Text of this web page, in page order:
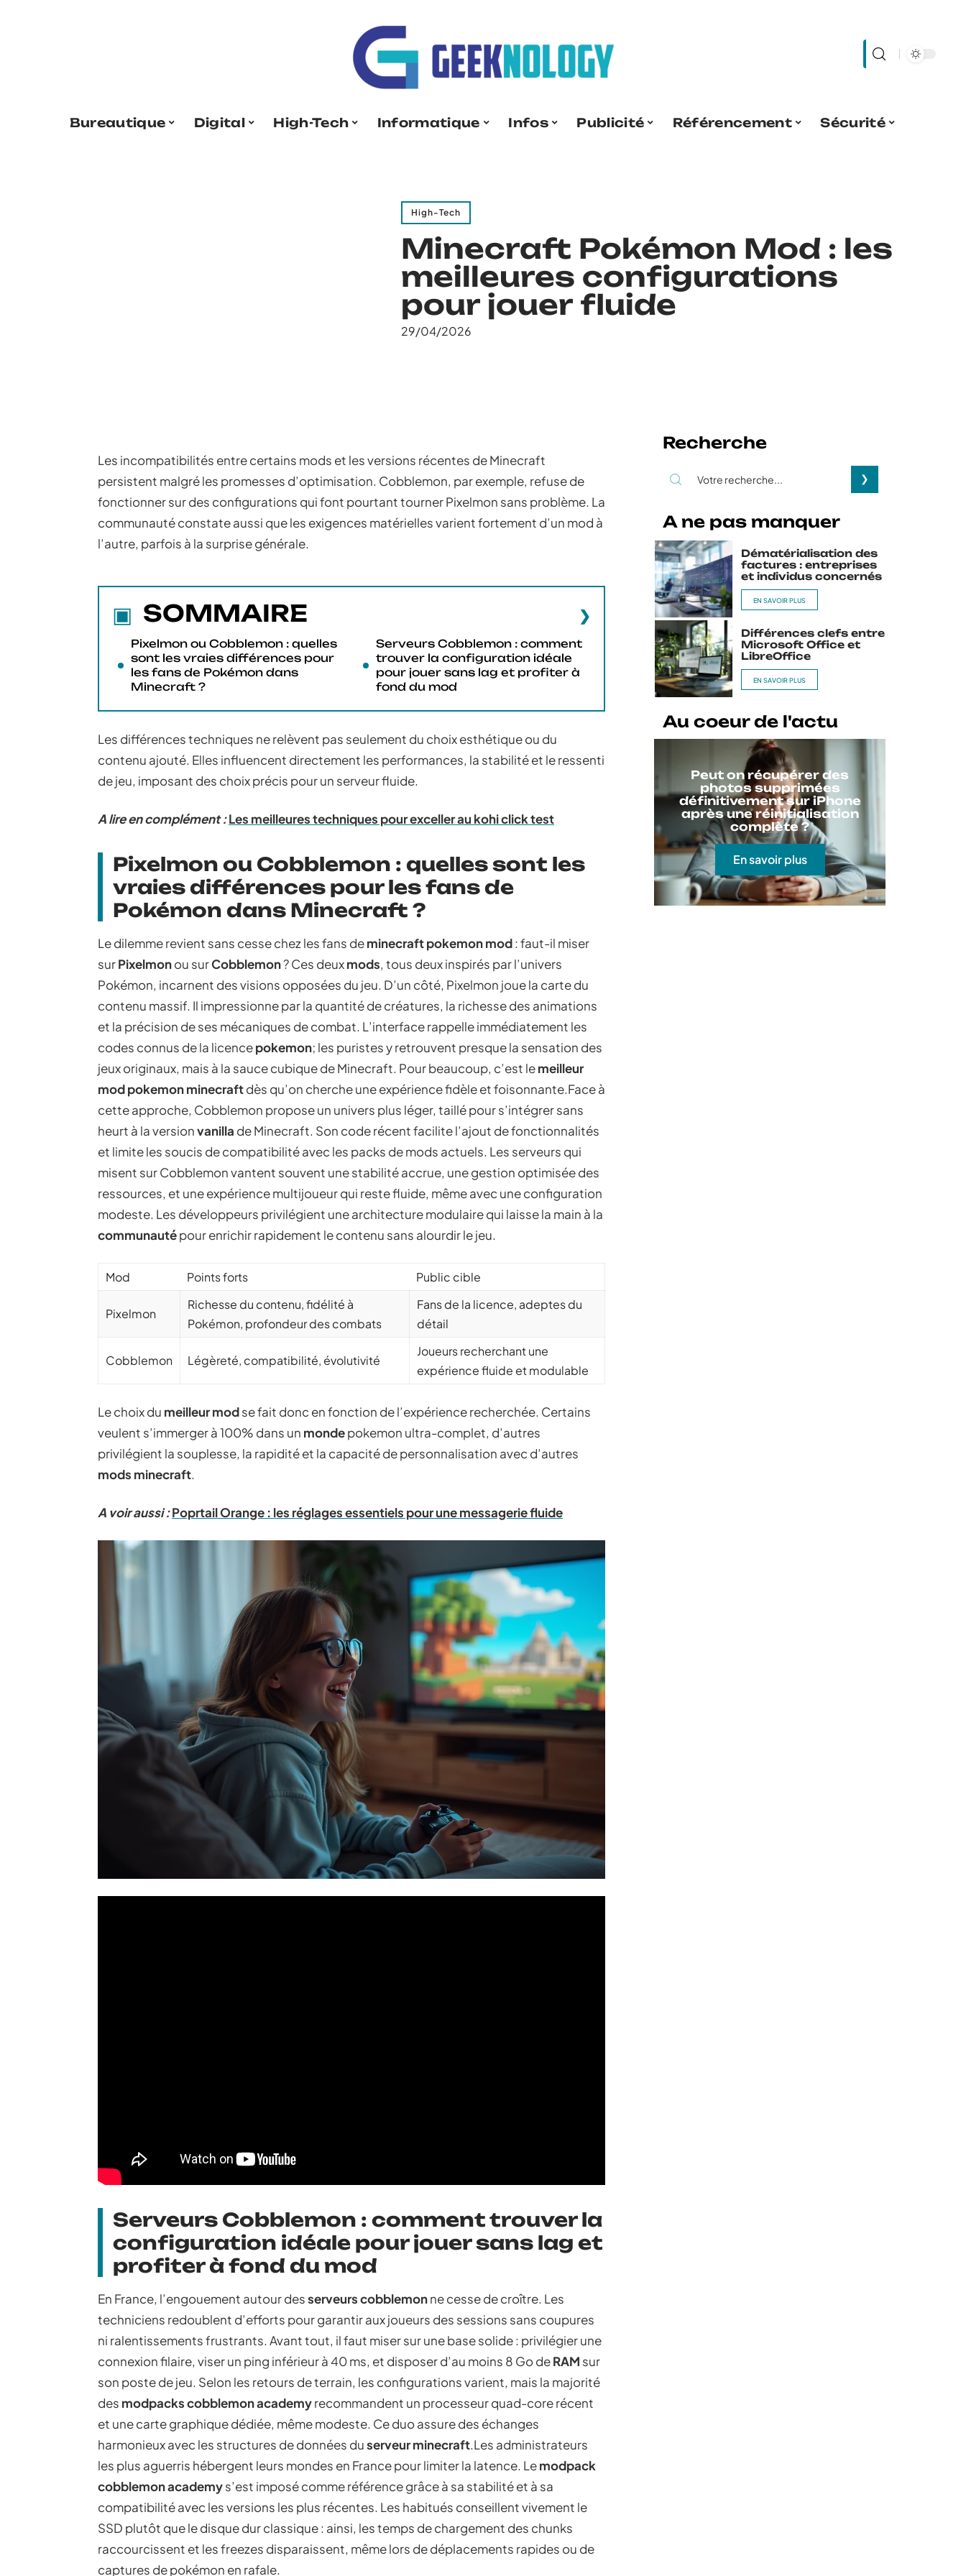
Bureautique Digital High-Tech Informatique Infos Publicité Référencement Sécurité
High-Tech
Minecraft Pokémon Mod : les
meilleures configurations
pour jouer fluide
29/04/2026
Les incompatibilités entre certains mods et les versions récentes de Minecraft
persistent malgré les promesses d’optimisation. Cobblemon, par exemple, refuse de
fonctionner sur des configurations qui font pourtant tourner Pixelmon sans problème. La
communauté constate aussi que les exigences matérielles varient fortement d’un mod à
l’autre, parfois à la surprise générale.
SOMMAIRE
Pixelmon ou Cobblemon : quelles
sont les vraies différences pour
les fans de Pokémon dans
Minecraft ?
Serveurs Cobblemon : comment
trouver la configuration idéale
pour jouer sans lag et profiter à
fond du mod
Les différences techniques ne relèvent pas seulement du choix esthétique ou du
contenu ajouté. Elles influencent directement les performances, la stabilité et le ressenti
de jeu, imposant des choix précis pour un serveur fluide.
A lire en complément :Les meilleures techniques pour exceller au kohi click test
Pixelmon ou Cobblemon : quelles sont les
vraies différences pour les fans de
Pokémon dans Minecraft ?
Le dilemme revient sans cesse chez les fans deminecraft pokemon mod: faut-il miser
surPixelmonou surCobblemon? Ces deuxmods, tous deux inspirés par l’univers
Pokémon, incarnent des visions opposées du jeu. D’un côté, Pixelmon joue la carte du
contenu massif. Il impressionne par la quantité de créatures, la richesse des animations
et la précision de ses mécaniques de combat. L’interface rappelle immédiatement les
codes connus de la licencepokemon; les puristes y retrouvent presque la sensation des
jeux originaux, mais à la sauce cubique de Minecraft. Pour beaucoup, c’est lemeilleur
mod pokemon minecraftdès qu’on cherche une expérience fidèle et foisonnante.Face à
cette approche, Cobblemon propose un univers plus léger, taillé pour s’intégrer sans
heurt à la versionvanilla de Minecraft. Son code récent facilite l’ajout de fonctionnalités
et limite les soucis de compatibilité avec les packs de mods actuels. Les serveurs qui
misent sur Cobblemon vantent souvent une stabilité accrue, une gestion optimisée des
ressources, et une expérience multijoueur qui reste fluide, même avec une configuration
modeste. Les développeurs privilégient une architecture modulaire qui laisse la main à la
communautépour enrichir rapidement le contenu sans alourdir le jeu.
Mod Points forts Public cible
Pixelmon
Richesse du contenu, fidélité à
Pokémon, profondeur des combats
Fans de la licence, adeptes du
détail
Cobblemon Légèreté, compatibilité, évolutivité
Joueurs recherchant une
expérience fluide et modulable
Le choix du meilleur modse fait donc en fonction de l’expérience recherchée. Certains
veulent s’immerger à 100% dans un mondepokemon ultra-complet, d’autres
privilégient la souplesse, la rapidité et la capacité de personnalisation avec d’autres
mods minecraft.
A voir aussi :Poprtail Orange : les réglages essentiels pour une messagerie fluide
Serveurs Cobblemon : comment trouver la
configuration idéale pour jouer sans lag et
profiter à fond du mod
En France, l’engouement autour desserveurs cobblemonne cesse de croître. Les
techniciens redoublent d’efforts pour garantir aux joueurs des sessions sans coupures
ni ralentissements frustrants. Avant tout, il faut miser sur une base solide : privilégier une
connexion filaire, viser un ping inférieur à 40 ms, et disposer d’au moins 8 Go deRAM sur
son poste de jeu. Selon les retours de terrain, les configurations varient, mais la majorité
des modpacks cobblemon academyrecommandent un processeur quad-core récent
et une carte graphique dédiée, même modeste. Ce duo assure des échanges
harmonieux avec les structures de données duserveur minecraft.Les administrateurs
les plus aguerris hébergent leurs mondes en France pour limiter la latence. Lemodpack
cobblemon academys’est imposé comme référence grâce à sa stabilité et à sa
compatibilité avec les versions les plus récentes. Les habitués conseillent vivement le
SSD plutôt que le disque dur classique : ainsi, les temps de chargement des chunks
raccourcissent et les freezes disparaissent, même lors de déplacements rapides ou de
captures de pokémon en rafale.
Recherche
A ne pas manquer
Dématérialisation des
factures : entreprises
et individus concernés
EN SAVOIR PLUS
Différences clefs entre
Microsoft Office et
LibreOffice
EN SAVOIR PLUS
Au coeur de l'actu
Peut on récupérer des
photos supprimées
définitivement sur iPhone
après une réinitialisation
complète ?
En savoir plus